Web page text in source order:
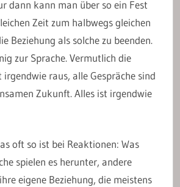
dann kann man über so ein Fest
Zeit zum halbwegs gleichen
Beziehung als solche zu beenden.
zur Sprache. Vermutlich die
raus, alle Gespräche sind
Zukunft. Alles ist irgendwie
oft so ist bei Reaktionen: Was
spielen es herunter, andere
eigene Beziehung, die meistens